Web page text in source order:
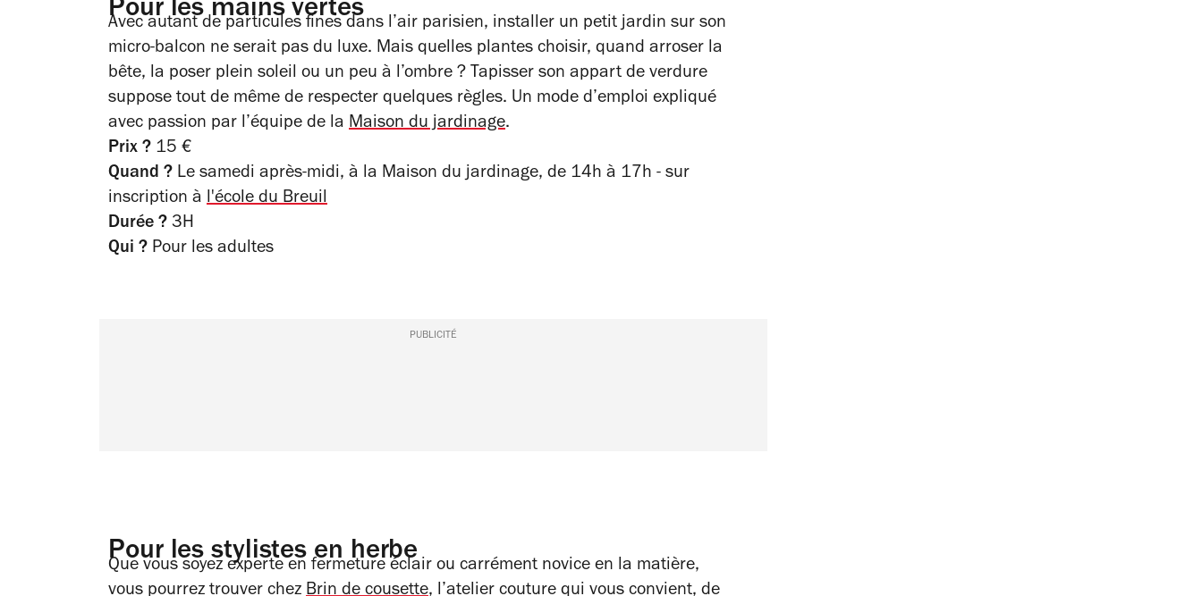
Pour les mains vertes
Avec autant de particules fines dans l’air parisien, installer un petit jardin sur son
micro-balcon ne serait pas du luxe. Mais quelles plantes choisir, quand arroser la
bête, la poser plein soleil ou un peu à l’ombre ? Tapisser son appart de verdure
suppose tout de même de respecter quelques règles. Un mode d’emploi expliqué
avec passion par l’équipe de la Maison du jardinage.
Prix ? 15 €
Quand ? Le samedi après-midi, à la Maison du jardinage, de 14h à 17h - sur
inscription à l'école du Breuil
Durée ? 3H
Qui ? Pour les adultes
PUBLICITÉ
Pour les stylistes en herbe
Que vous soyez experte en fermeture éclair ou carrément novice en la matière,
vous pourrez trouver chez Brin de cousette, l’atelier couture qui vous convient, de